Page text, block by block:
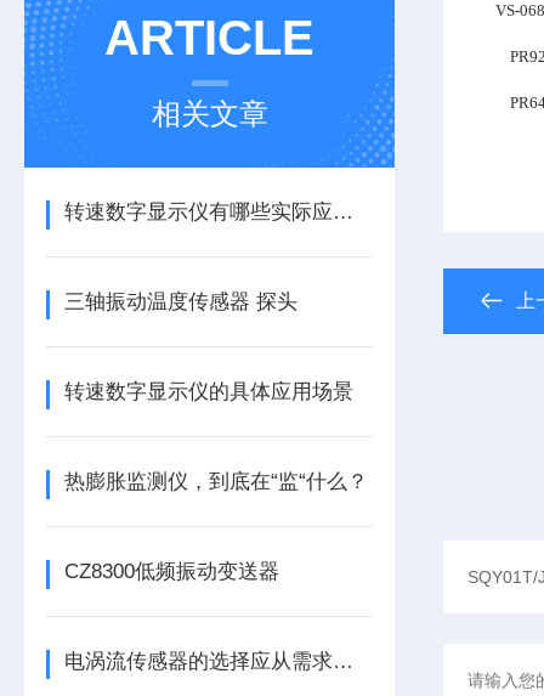
ARTICLE
相关文章
转速数字显示仪有哪些实际应用？
三轴振动温度传感器 探头
转速数字显示仪的具体应用场景
热膨胀监测仪，到底在“监“什么？
CZ8300低频振动变送器
电涡流传感器的选择应从需求出发
VS-